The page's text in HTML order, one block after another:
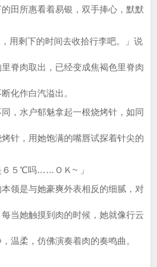
所惠看着易银，双手捧心，默默
剩下的时间去收拾行李吧。」说
脊肉取出，已经变成焦褐色里脊肉
化作白汽溢出。
水户郁魅拿起一根烧烤针，如同
针，用她饱满的嘴唇试探着针尖的
５℃吗……ＯＫ~ 」
是与她豪爽外表相反的细腻，对
当她触摸到肉的时候，她就像行云
温柔，仿佛演奏着肉的奏鸣曲。